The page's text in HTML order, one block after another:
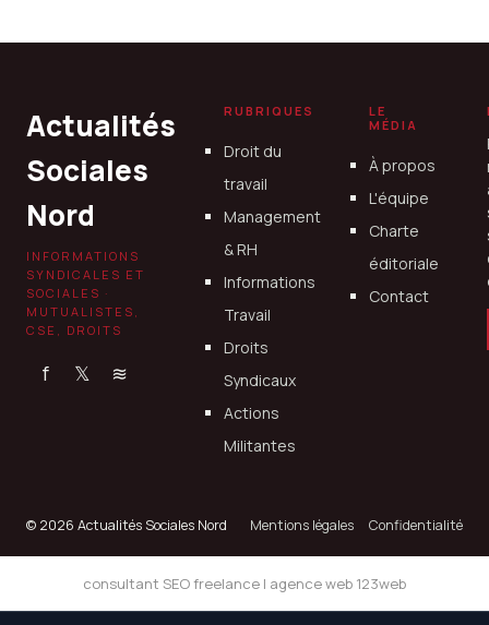
Actualités
Sociales
Nord
INFORMATIONS
SYNDICALES ET
SOCIALES ·
MUTUALISTES,
CSE, DROITS
f 𝕏 ≋
RUBRIQUES
Droit du
travail
Management
& RH
Informations
Travail
Droits
Syndicaux
Actions
Militantes
LE
MÉDIA
À propos
L'équipe
Charte
éditoriale
Contact
© 2026 Actualités Sociales Nord Mentions légales Confidentialité
consultant SEO freelance | agence web 123web